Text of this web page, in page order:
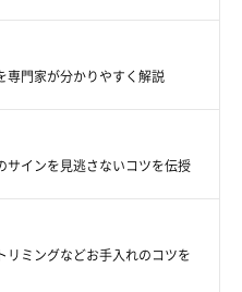
型犬ですが、5～7才頃をピー
専門家が分かりやすく解説
サインを見逃さないコツを伝授
リミングなどお手入れのコツを